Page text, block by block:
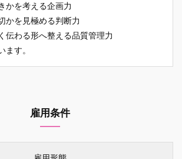
かを考える企画力
かを見極める判断力
伝わる形へ整える品質管理力
ます。
雇用条件